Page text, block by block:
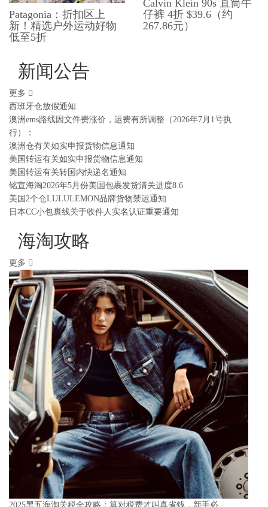
Patagonia：折扣区上
新！精选户外运动好物
低至5折
Calvin Klein 90s 直筒牛
仔裤 4折 $39.6（约
267.86元）
新闻公告
更多
西班牙仓放假通知
澳洲ems路线因文件费涨价，运费有所调整（2026年7月1号执
行）：
澳洲仓有关如实申报货物信息通知
美国转运有关如实申报货物信息通知
美国转运有关转国内快递名通知
铭宣海淘2026年5月份美国包裹发货清关进度8.6
美国2个仓LULULEMON品牌货物禁运通知
日本CC小包裹线关于收件人实名认证重要通知
海淘攻略
更多
2025黑五海淘关税全攻略：算对税费才叫真省钱，新手必